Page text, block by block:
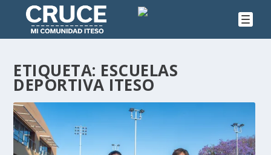
ETIQUETA: ESCUELAS
DEPORTIVA ITESO